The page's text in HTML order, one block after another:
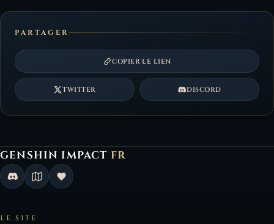
PARTAGER
COPIER LE LIEN
TWITTER DISCORD
GENSHIN IMPACT FR
Genshin Impact FR, retour à l'accueil
LE SITE